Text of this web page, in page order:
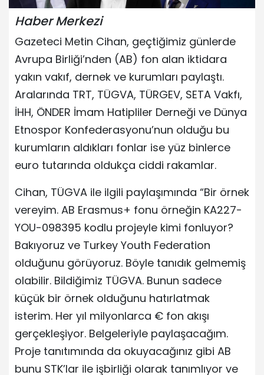
Haber Merkezi
Gazeteci Metin Cihan, geçtiğimiz günlerde
Avrupa Birliği’nden (AB) fon alan iktidara
yakın vakıf, dernek ve kurumları paylaştı.
Aralarında TRT, TÜGVA, TÜRGEV, SETA Vakfı,
İHH, ÖNDER İmam Hatipliler Derneği ve Dünya
Etnospor Konfederasyonu’nun olduğu bu
kurumların aldıkları fonlar ise yüz binlerce
euro tutarında oldukça ciddi rakamlar.
Cihan, TÜGVA ile ilgili paylaşımında “Bir örnek
vereyim. AB Erasmus+ fonu örneğin KA227-
YOU-098395 kodlu projeyle kimi fonluyor?
Bakıyoruz ve Turkey Youth Federation
olduğunu görüyoruz. Böyle tanıdık gelmemiş
olabilir. Bildiğimiz TÜGVA. Bunun sadece
küçük bir örnek olduğunu hatırlatmak
isterim. Her yıl milyonlarca € fon akışı
gerçekleşiyor. Belgeleriyle paylaşacağım.
Proje tanıtımında da okuyacağınız gibi AB
bunu STK’lar ile işbirliği olarak tanımlıyor ve